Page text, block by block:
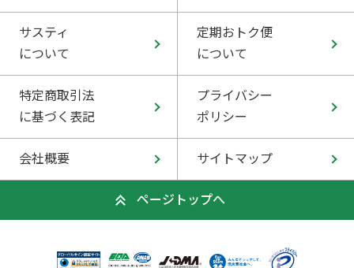
サスティ
について
定期おトク便
について
特定商取引法
に基づく表記
プライバシー
ポリシー
会社概要 サイトマップ
ページトップへ